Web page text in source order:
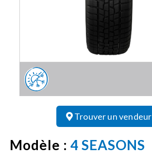
Trouver un vendeur
Modèle : 4 SEASONS